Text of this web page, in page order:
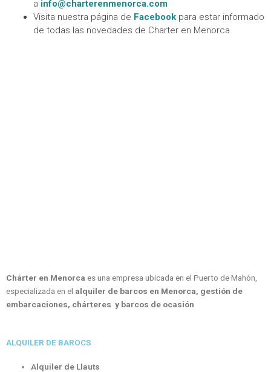
a info@charterenmenorca.com
Visita nuestra página de Facebook para estar informado
de todas las novedades de Charter en Menorca
Chárter en Menorca es una empresa ubicada en el Puerto de Mahón,
especializada en el alquiler de barcos en Menorca, gestión de
embarcaciones, chárteres y barcos de ocasión
ALQUILER DE BAROCS
Alquiler de Llauts